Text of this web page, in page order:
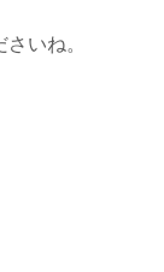
いね。